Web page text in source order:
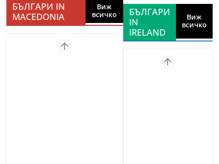
БЪЛГАРИ IN
MACEDONIA
Виж
всичко
БЪЛГАРИ
IN
IRELAND
Виж
всичко